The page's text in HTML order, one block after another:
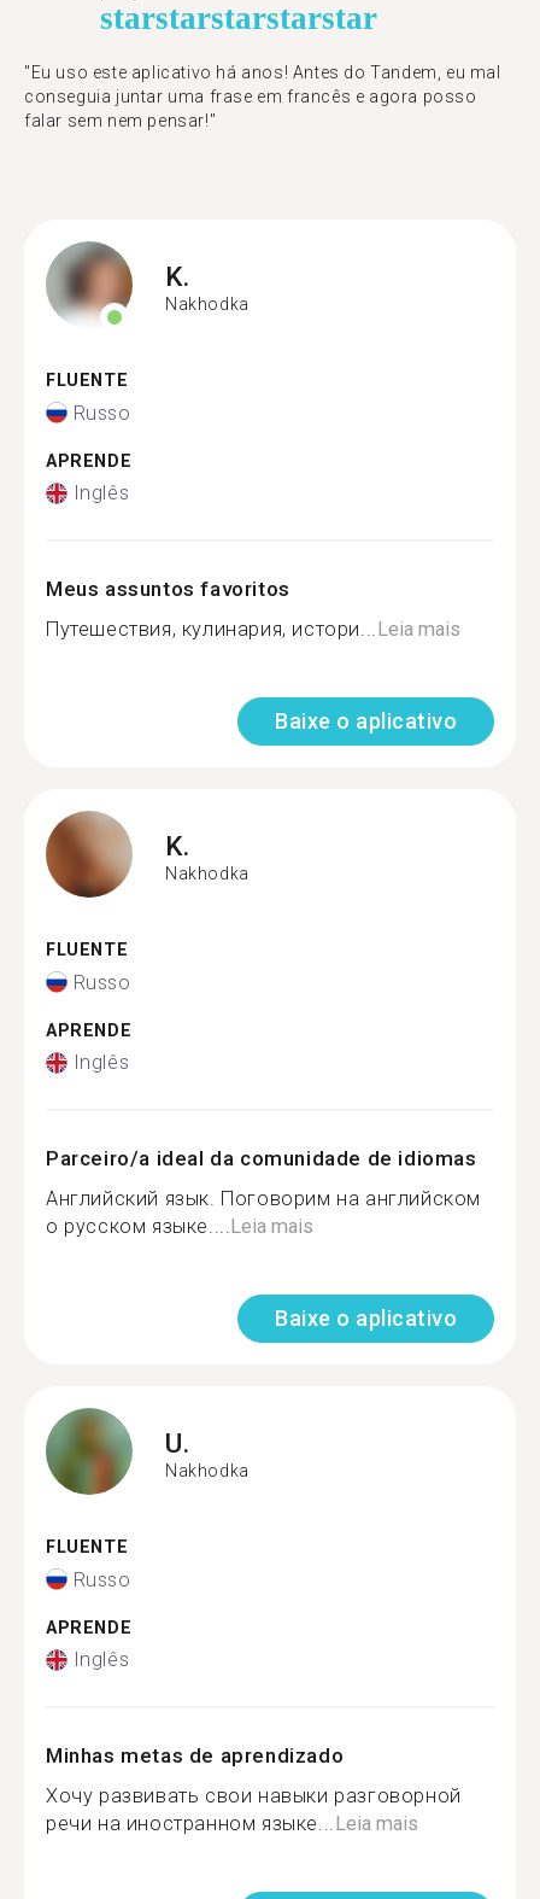
starstarstarstarstar
"​​Eu uso este aplicativo há anos! Antes do Tandem, eu mal
conseguia juntar uma frase em francês e agora posso
falar sem nem pensar!"
K.
Nakhodka
FLUENTE
Russo
APRENDE
Inglês
Meus assuntos favoritos
Путешествия, кулинария, истори...Leia mais
Baixe o aplicativo
K.
Nakhodka
FLUENTE
Russo
APRENDE
Inglês
Parceiro/a ideal da comunidade de idiomas
Английский язык. Поговорим на английском
о русском языке....Leia mais
Baixe o aplicativo
U.
Nakhodka
FLUENTE
Russo
APRENDE
Inglês
Minhas metas de aprendizado
Хочу развивать свои навыки разговорной
речи на иностранном языке...Leia mais